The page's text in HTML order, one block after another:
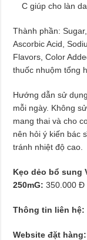
C giúp cho làn
Thành phần:
Ascorbic Acid,
Flavors, Color
thuốc nhuộm tổng
Hướng dẫn sử
mỗi ngày. Không
mang thai và cho
nên hỏi ý kiến bác
tránh nhiệt độ cao.
Kẹo dẻo bổ sung
250mG: 350.000 Đ
Thông tin liên hệ:
Website đặt hàng: